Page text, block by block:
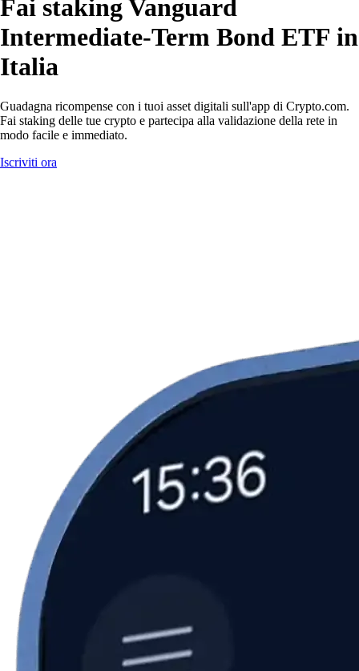
Fai staking Vanguard
Intermediate-Term Bond ETF in
Italia
Guadagna ricompense con i tuoi asset digitali sull'app di Crypto.com.
Fai staking delle tue crypto e partecipa alla validazione della rete in
modo facile e immediato.
Iscriviti ora